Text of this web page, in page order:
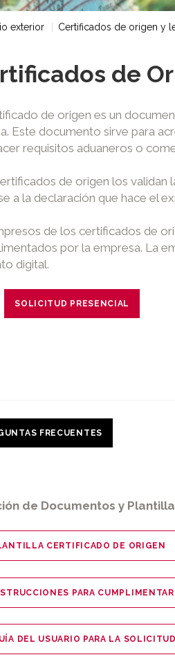
exterior Certificados de origen y
de
de origen es un
Este documento sirve para
requisitos aduaneros o
de origen los validan
a la declaración que hace el
de los certificados de
por la empresa. La
digital.
SOLICITUD PRESENCIAL
FRECUENTES
de Documentos y
CERTIFICADO DE ORIGEN
PARA
DEL USUARIO PARA LA